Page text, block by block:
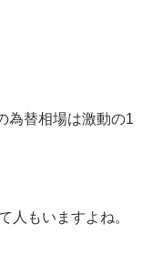
為替相場は激動の1
人もいますよね。